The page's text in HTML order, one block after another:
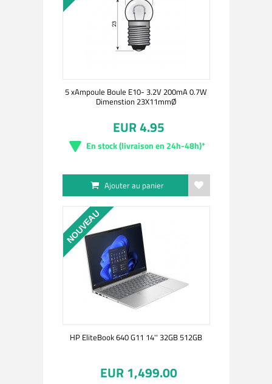
5 xAmpoule Boule E10- 3.2V 200mA 0.7W
Dimenstion 23X11mmØ
EUR 4.95
En stock (livraison en 24h-48h)*
Ajouter au panier
NOUVEAU
HP EliteBook 640 G11 14'' 32GB 512GB
EUR 1,499.00